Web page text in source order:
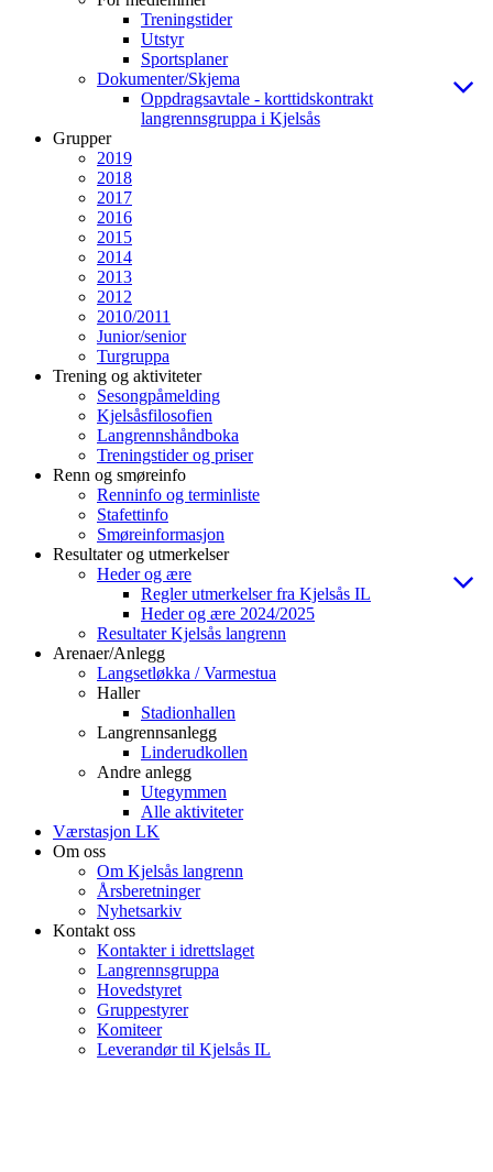
Treningstider
Utstyr
Sportsplaner
Dokumenter/Skjema
Oppdragsavtale - korttidskontrakt
langrennsgruppa i Kjelsås
Grupper
2019
2018
2017
2016
2015
2014
2013
2012
2010/2011
Junior/senior
Turgruppa
Trening og aktiviteter
Sesongpåmelding
Kjelsåsfilosofien
Langrennshåndboka
Treningstider og priser
Renn og smøreinfo
Renninfo og terminliste
Stafettinfo
Smøreinformasjon
Resultater og utmerkelser
Heder og ære
Regler utmerkelser fra Kjelsås IL
Heder og ære 2024/2025
Resultater Kjelsås langrenn
Arenaer/Anlegg
Langsetløkka / Varmestua
Haller
Stadionhallen
Langrennsanlegg
Linderudkollen
Andre anlegg
Utegymmen
Alle aktiviteter
Værstasjon LK
Om oss
Om Kjelsås langrenn
Årsberetninger
Nyhetsarkiv
Kontakt oss
Kontakter i idrettslaget
Langrennsgruppa
Hovedstyret
Gruppestyrer
Komiteer
Leverandør til Kjelsås IL